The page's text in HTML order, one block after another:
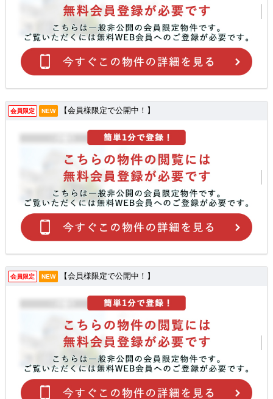
会員限定 NEW 【会員様限定で公開中！】
会員限定 NEW 【会員様限定で公開中！】